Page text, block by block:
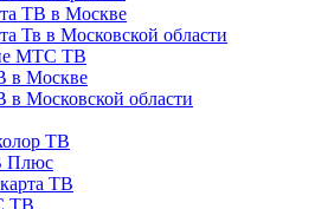
ТВ в Москве
Тв в Московской области
МТС ТВ
Москве
Московской области
ТВ
Плюс
ТВ
ТВ